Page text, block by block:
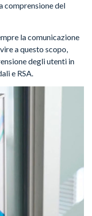
comprensione del
la comunicazione
a questo scopo,
degli utenti in
e RSA.